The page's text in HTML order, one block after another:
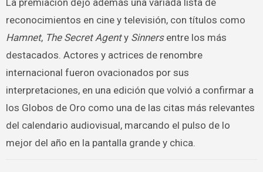
reconocimientos en cine y televisión, con títulos como
Hamnet, The Secret Agenty Sinnersentre los más
destacados. Actores y actrices de renombre
internacional fueron ovacionados por sus
interpretaciones, en una edición que volvió a confirmar a
los Globos de Oro como una de las citas más relevantes
del calendario audiovisual, marcando el pulso de lo
mejor del año en la pantalla grande y chica.